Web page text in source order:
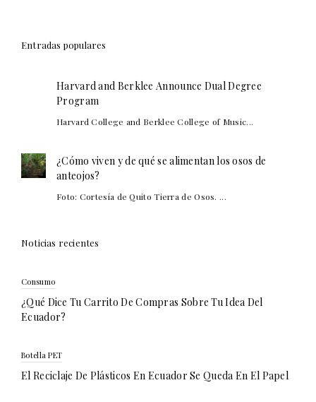
Entradas populares
Harvard and Berklee Announce Dual Degree
Program
Harvard College and Berklee College of Music...
¿Cómo viven y de qué se alimentan los osos de
anteojos?
Foto: Cortesía de Quito Tierra de Osos. ...
Noticias recientes
Consumo
¿Qué Dice Tu Carrito De Compras Sobre Tu Idea Del
Ecuador?
Botella PET
El Reciclaje De Plásticos En Ecuador Se Queda En El Papel